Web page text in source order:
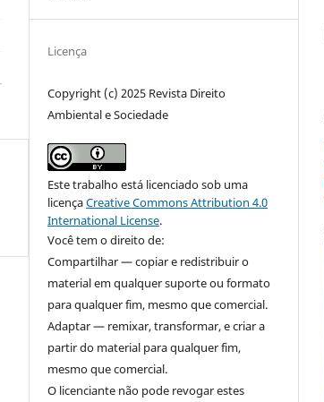
Licença
Copyright (c) 2025 Revista Direito
Ambiental e Sociedade
Este trabalho está licenciado sob uma
licençaCreative Commons Attribution 4.0
International License.
Você tem o direito de:
Compartilhar — copiar e redistribuir o
material em qualquer suporte ou formato
para qualquer fim, mesmo que comercial.
Adaptar — remixar, transformar, e criar a
partir do material para qualquer fim,
mesmo que comercial.
O licenciante não pode revogar estes